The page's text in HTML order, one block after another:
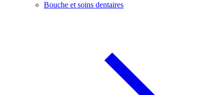
Bouche et soins dentaires